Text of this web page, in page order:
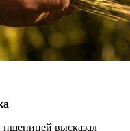
высказал